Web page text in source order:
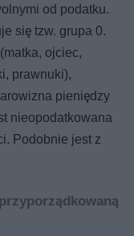
od podatku.
się tzw. grupa 0.
ojciec,
prawnuki),
pieniędzy
nieopodatkowana
Podobnie jest z